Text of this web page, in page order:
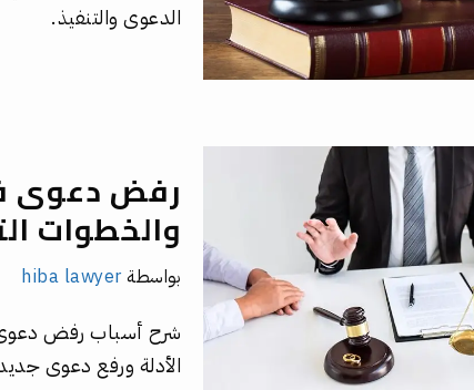
الدعوى والتنفيذ.
رفض دعوى
والخطوات
بواسطةhiba lawyer
شرح أسباب رفض دعوى
الأدلة ورفع دعوى